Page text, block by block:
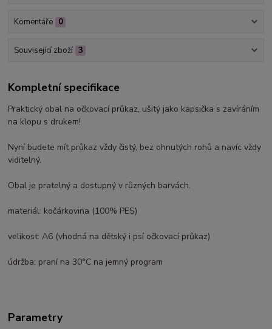
Komentáře 0
Související zboží 3
Kompletní specifikace
Praktický obal na očkovací průkaz, ušitý jako kapsička s zavíráním
na klopu s drukem!
Nyní budete mít průkaz vždy čistý, bez ohnutých rohů a navíc vždy
viditelný.
Obal je pratelný a dostupný v různých barvách.
materiál: kočárkovina (100% PES)
velikost: A6 (vhodná na dětský i psí očkovací průkaz)
údržba: praní na 30°C na jemný program
Parametry